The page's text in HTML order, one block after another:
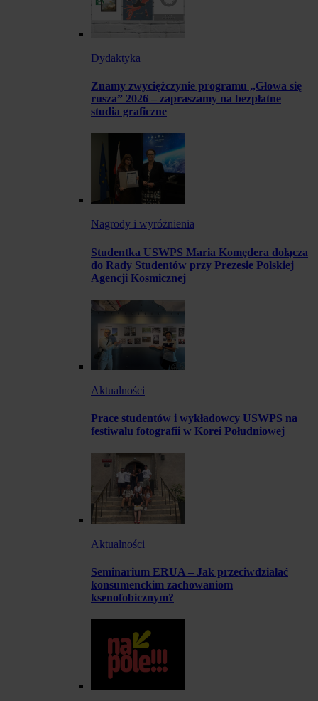
Dydaktyka
Znamy zwyciężczynie programu „Głowa się
rusza” 2026 – zapraszamy na bezpłatne
studia graficzne
Nagrody i wyróżnienia
Studentka USWPS Maria Komędera dołącza
do Rady Studentów przy Prezesie Polskiej
Agencji Kosmicznej
Aktualności
Prace studentów i wykładowcy USWPS na
festiwalu fotografii w Korei Południowej
Aktualności
Seminarium ERUA – Jak przeciwdziałać
konsumenckim zachowaniom
ksenofobicznym?